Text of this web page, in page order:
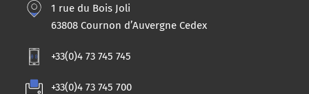
1 rue du Bois Joli
63808 Cournon d’Auvergne Cedex
+33(0)4 73 745 745
+33(0)4 73 745 700